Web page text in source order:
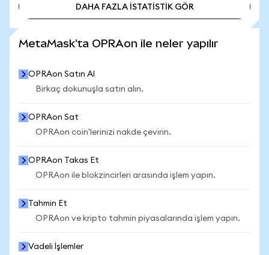
DAHA FAZLA İSTATİSTİK GÖR
MetaMask'ta OPRAon ile neler yapılır
OPRAon Satın Al
Birkaç dokunuşla satın alın.
OPRAon Sat
OPRAon coin'lerinizi nakde çevirin.
OPRAon Takas Et
OPRAon ile blokzincirleri arasında işlem yapın.
Tahmin Et
OPRAon ve kripto tahmin piyasalarında işlem yapın.
Vadeli İşlemler